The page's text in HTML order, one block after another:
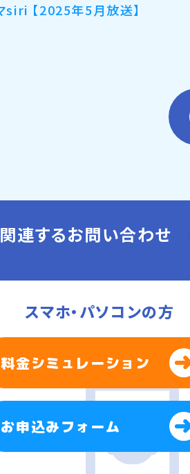
siri 【2025年5月放送】
連するお問い合わせ
スマホ・パソコンの方
料金シミュレーション
お申込みフォーム